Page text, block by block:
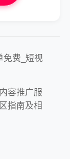
免费_短视
容推广服
指南及相